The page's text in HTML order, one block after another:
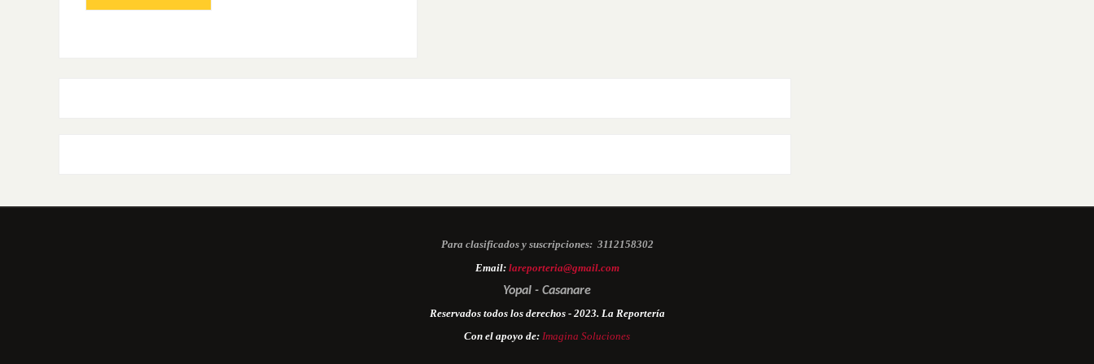
Para clasificados y suscripciones: 3112158302
Email: lareporteria@gmail.com
Yopal - Casanare
Reservados todos los derechos - 2023. La Reportería
Con el apoyo de: Imagina Soluciones